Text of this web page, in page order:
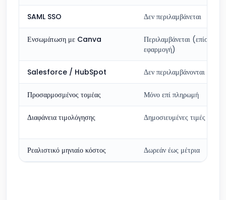
SAML SSO Δεν περιλαμβάνεται
Ενσωμάτωση με Canva
Περιλαμβάνεται (επίσημη
εφαρμογή)
Salesforce / HubSpot Δεν περιλαμβάνονται
Προσαρμοσμένος τομέας Μόνο επί πληρωμή
Διαφάνεια τιμολόγησης Δημοσιευμένες τιμές
Ρεαλιστικό μηνιαίο κόστος Δωρεάν έως μέτρια